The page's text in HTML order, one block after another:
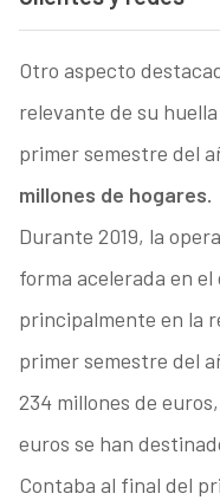
Otro aspecto
relevante de su
primer semestre del
millones de hogares.
Durante 2019, la
forma acelerada en
principalmente en la
primer semestre del
234 millones de
euros se han
Contaba al final del